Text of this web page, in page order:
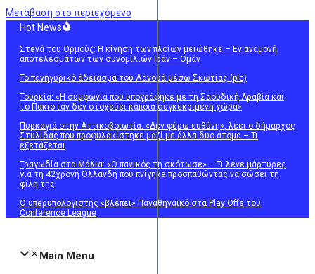
Μετάβαση στο περιεχόμενο
Hot News
Στενά του Ορμούζ: Η κίνηση των πλοίων μειώθηκε – Εν αναμονή
αποτελεσμάτων των συνομιλιών Ιράν – Ομάν
Το πανηγυρικό άδειασμα του Λανουά μέσω Σκωτίας (pic)
Τουρκία: «Η συμφωνία που υπογράφηκε με τη Σαουδική Αραβία και
το Πακιστάν δεν στοχεύει κάποια συγκεκριμένη χώρα»
Πυρκαγιά στην Αττικοβοιωτία: «Δεν φέρω ευθύνη», λέει ο δήμαρχος
Στυλίδας που προφυλακίστηκε μαζί με άλλα δυο άτομα – Τι
εξετάζεται
Τραγωδία στα Μάλια: «Ο πανικός τη σκότωσε» – Τι λένε μάρτυρες
για τη 42χρονη Ολλανδή που πνίγηκε προσπαθώντας να σώσει τη
φίλη της
Ο υπερυπολογιστής «βλέπει» Παναθηναϊκό στα Play Offs του
Conference League
Main Menu